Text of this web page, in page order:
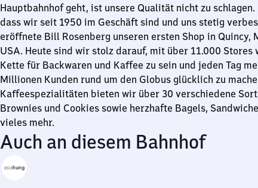
Hauptbahnhof geht, ist unsere Qualität nicht zu
dass wir seit 1950 im Geschäft sind und uns stetig
eröffnete Bill Rosenberg unseren ersten Shop in Quincy,
USA. Heute sind wir stolz darauf, mit über 11.000
Kette für Backwaren und Kaffee zu sein und jeden Tag
Millionen Kunden rund um den Globus glücklich zu
Kaffeespezialitäten bieten wir über 30 verschiedene
Brownies und Cookies sowie herzhafte Bagels,
vieles mehr.
Auch an diesem Bahnhof